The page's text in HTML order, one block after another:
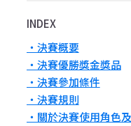
INDEX
・決賽概要
・決賽優勝獎金獎品
・決賽參加條件
・決賽規則
・關於決賽使用角色